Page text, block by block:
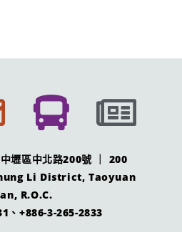
壢區中北路200號 ｜ 200
Li District, Taoyuan
R.O.C.
、+886-3-265-2833